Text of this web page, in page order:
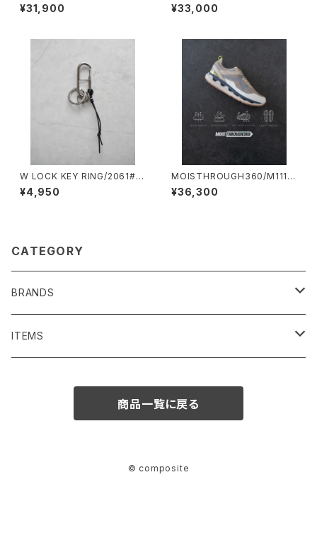
AS"/M1120M#1/モイスルー36
0"カイキアス"
¥31,900
M#2/特許取得・通気防水システ
ム採用”モイスルー360''全天候
¥33,000
W LOCK KEY RING/2061#1/
ダブルロックキーリング
¥4,950
MOISTHROUGH360/M1119
M#3/特許取得・通気防水シス
テム採用”モイスルー360''全天
¥36,300
CATEGORY
BRANDS
SENTI FLATTER THE SENSES
ACCESSORIES
ITEMS
ACCESSORIES
商品一覧に戻る
© composite